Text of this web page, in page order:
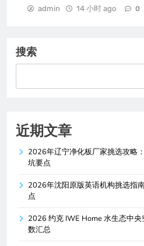
admin 14 小时 ago 0
搜索
近期文章
2026年辽宁净化板厂家挑选攻略
坑要点
2026年沈阳原版英语机构挑选指
点
2026 约克 IWE Home 水生态中
数汇总